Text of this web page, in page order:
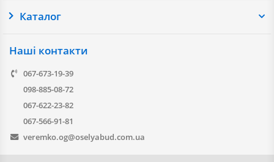
Каталог
Наші контакти
067-673-19-39
098-885-08-72
067-622-23-82
067-566-91-81
veremko.og@oselyabud.com.ua